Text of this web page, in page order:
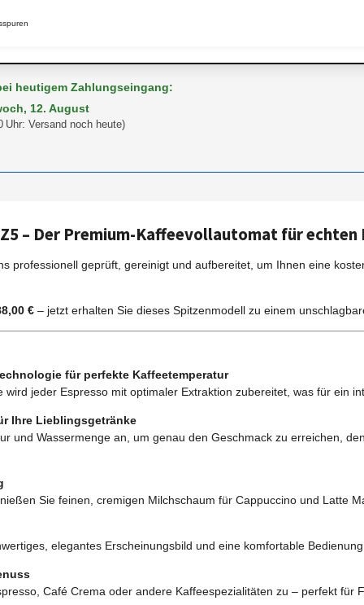
heutigem Zahlungseingang:
12. August
Uhr: Versand noch heute)
– Der Premium-Kaffeevollautomat für echten
professionell geprüft, gereinigt und aufbereitet, um Ihnen eine
€– jetzt erhalten Sie dieses Spitzenmodell zu einem
für perfekte Kaffeetemperatur
wird jeder Espresso mit optimaler Extraktion zubereitet, was für ein
Ihre Lieblingsgetränke
und Wassermenge an, um genau den Geschmack zu erreichen,
Sie feinen, cremigen Milchschaum für Cappuccino und Latte
elegantes Erscheinungsbild und eine komfortable
Café Crema oder andere Kaffeespezialitäten zu – perfekt für